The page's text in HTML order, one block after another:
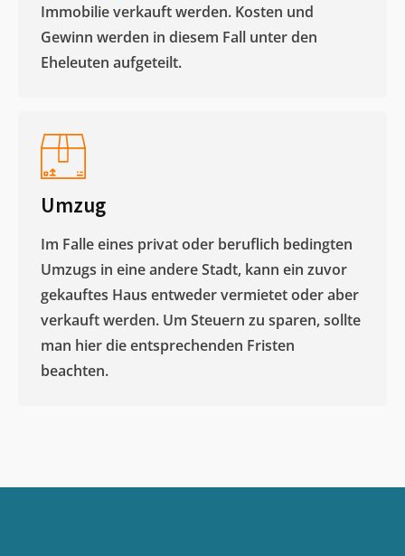
Immobilie verkauft werden. Kosten und
Gewinn werden in diesem Fall unter den
Eheleuten aufgeteilt.​
Umzug
Im Falle eines privat oder beruflich bedingten
Umzugs in eine andere Stadt, kann ein zuvor
gekauftes Haus entweder vermietet oder aber
verkauft werden. Um Steuern zu sparen, sollte
man hier die entsprechenden Fristen
beachten.